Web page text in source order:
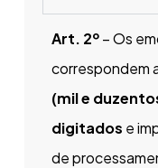
Art. 2º– Os
correspondem
(mil e
digitados e
de